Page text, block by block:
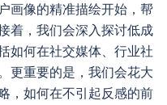
画像的精准描绘开始，帮
着，我们会深入探讨低成
如何在社交媒体、行业社
更重要的是，我们会花大
，如何在不引起反感的前